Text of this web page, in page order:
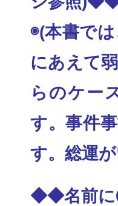
◉(本書で
にあえて
らのケー
す。事件事
す。総運
◆◆名前に